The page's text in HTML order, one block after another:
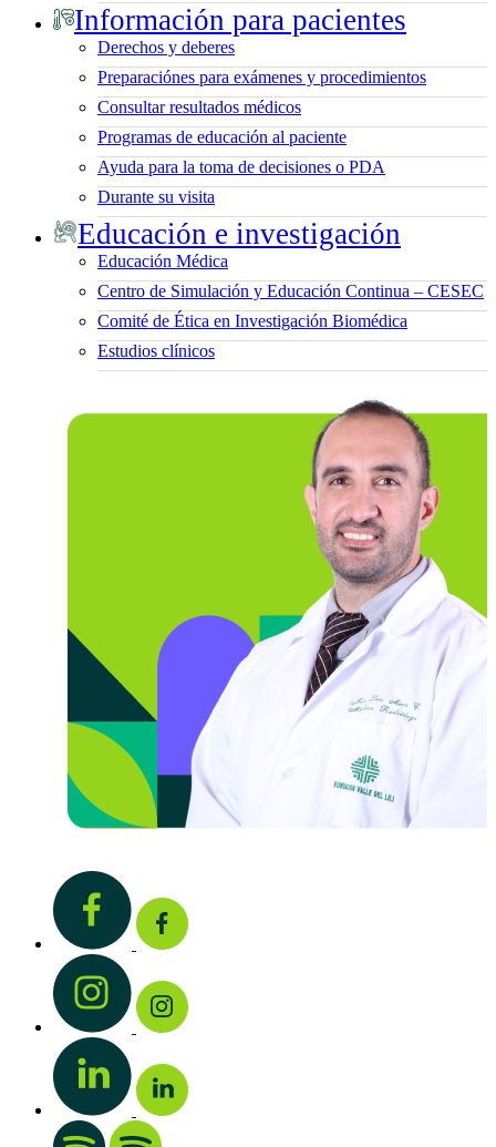
Información para pacientes
Derechos y deberes
Preparaciónes para exámenes y procedimientos
Consultar resultados médicos
Programas de educación al paciente
Ayuda para la toma de decisiones o PDA
Durante su visita
Educación e investigación
Educación Médica
Centro de Simulación y Educación Continua – CESEC
Comité de Ética en Investigación Biomédica
Estudios clínicos